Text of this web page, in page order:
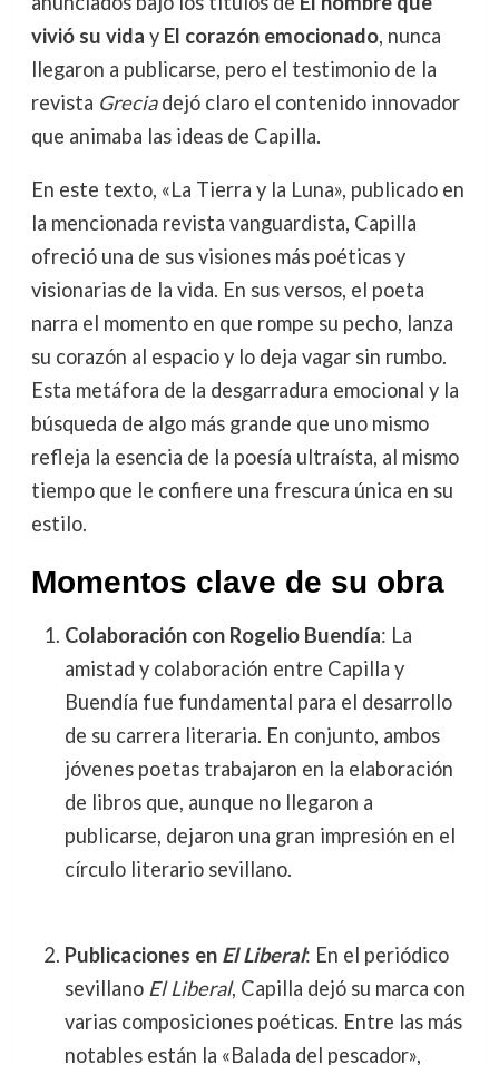
vivió su vida y El corazón emocionado, nunca
llegaron a publicarse, pero el testimonio de la
revista Greciadejó claro el contenido innovador
que animaba las ideas de Capilla.
En este texto, «La Tierra y la Luna», publicado en
la mencionada revista vanguardista, Capilla
ofreció una de sus visiones más poéticas y
visionarias de la vida. En sus versos, el poeta
narra el momento en que rompe su pecho, lanza
su corazón al espacio y lo deja vagar sin rumbo.
Esta metáfora de la desgarradura emocional y la
búsqueda de algo más grande que uno mismo
refleja la esencia de la poesía ultraísta, al mismo
tiempo que le confiere una frescura única en su
estilo.
Momentos clave de su obra
Colaboración con Rogelio Buendía: La
amistad y colaboración entre Capilla y
Buendía fue fundamental para el desarrollo
de su carrera literaria. En conjunto, ambos
jóvenes poetas trabajaron en la elaboración
de libros que, aunque no llegaron a
publicarse, dejaron una gran impresión en el
círculo literario sevillano.
Publicaciones en El Liberal: En el periódico
sevillano El Liberal, Capilla dejó su marca con
varias composiciones poéticas. Entre las más
notables están la «Balada del pescador»,